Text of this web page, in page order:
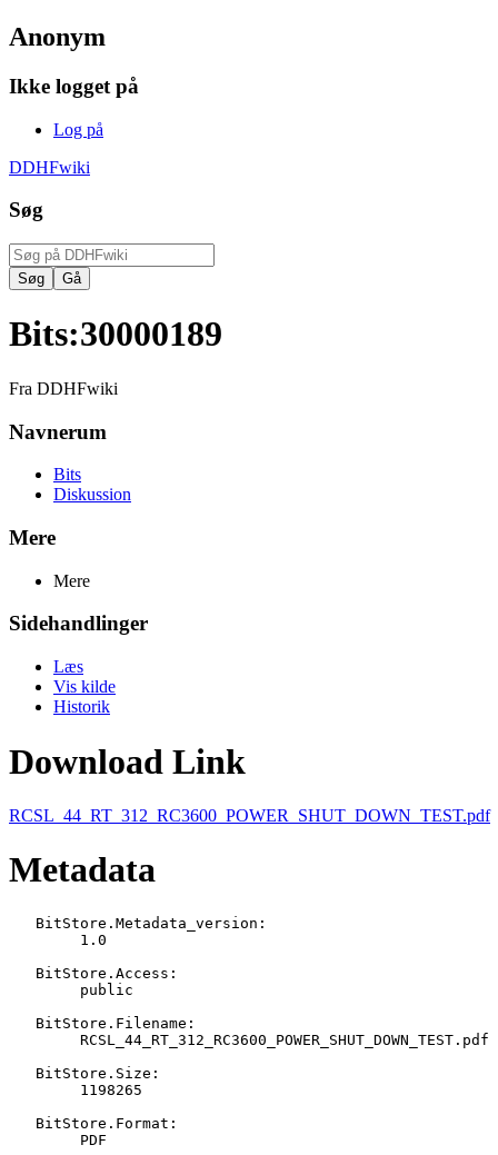
Anonym
Ikke logget på
Log på
DDHFwiki
Søg
Bits:30000189
Fra DDHFwiki
Navnerum
Bits
Diskussion
Mere
Mere
Sidehandlinger
Læs
Vis kilde
Historik
Download Link
RCSL_44_RT_312_RC3600_POWER_SHUT_DOWN_TEST.pdf
Metadata
   BitStore.Metadata_version:
   BitStore.Access:
   BitStore.Filename:
   BitStore.Size:
   BitStore.Format: